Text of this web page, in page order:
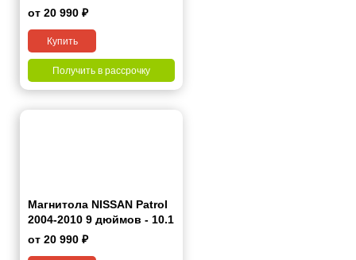
1/16 Гб Simple
от 20 990 ₽
Купить
Получить в рассрочку
Магнитола NISSAN Patrol
2004-2010 9 дюймов - 10.1
2/32 Гб Pro
от 20 990 ₽